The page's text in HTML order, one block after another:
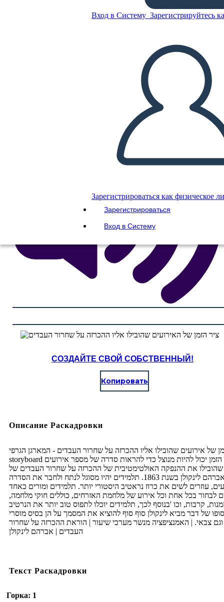
Вход в Систему Зарегистрируйтесь
Зарегистрироваться как физическое
Зарегистрироваться
Вход в Систему
אליו ההכרזה על שחרור העבדים
Скопируйте эту раскадровку
СОЗДАТЬ РАСКАДРОВКУ
ВОСПРОИЗВЕСТИ СЛАЙД-ШОУ
ПОЧИТАЙ МНЕ
СОЗДАЙТЕ СВОЙ СОБСТВЕННЫЙ!
Копировать
Описание Раскадровки
של אירועים שהובילו אליו ההכרזה על שחרור העבדים - המארגן הגרפי
storyboard הציר הזמן יכול להיות מנוצל כדי להראות סדרה של מספר אירועים
שהובילו את ההנפקה האולטימטיבית של ההכרזה על שחרור העבדים של
אברהם לינקולן בשנת 1863. תלמידים יהיו מסוגל לנתח ולחבר את הסדרה
עוזרים לשים את כרוז נראטיב היסטורי יותר. תלמידים ומורים כאחד
לבחור בכל אחת וכל אירוע של מלחמת האזרחים, כוללים חוקי מלחמה,
קרבות, וכו 'בנוסף לכך, תלמידים יוכלו לתפוס טוב יותר את הנרטיב
של דבר מביא לינקולן סוף סוף להוציא את המסמך על הן בסיס מוסרי
וגם צבאי. | האמנציפציה מנשר מערכי שיעור | הוראת ההכרזה על שחרור
העבדים | אברהם לינקולן
Текст Раскадровки
Горка: 1